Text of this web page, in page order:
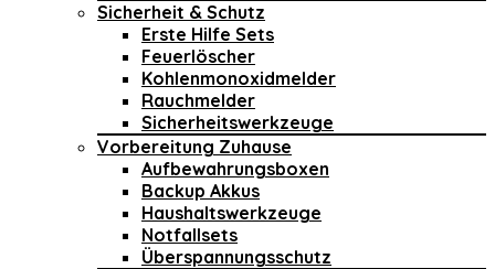
Sicherheit & Schutz
Erste Hilfe Sets
Feuerlöscher
Kohlenmonoxidmelder
Rauchmelder
Sicherheitswerkzeuge
Vorbereitung Zuhause
Aufbewahrungsboxen
Backup Akkus
Haushaltswerkzeuge
Notfallsets
Überspannungsschutz